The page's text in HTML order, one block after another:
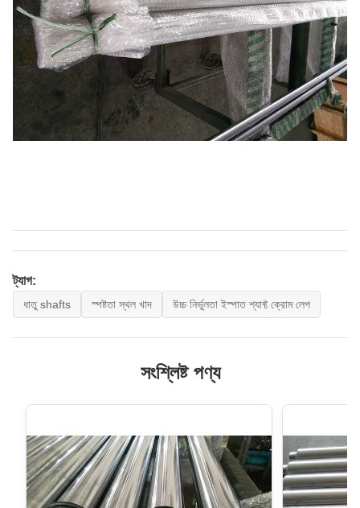
ট্যাগ:
ধাতু shafts স্পষ্টতা স্থল খাদ উচ্চ নির্ভুলতা ইস্পাত শ্যাফ্ট ক্রোম লেপ
সংশ্লিষ্ট পণ্য